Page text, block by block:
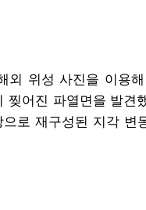
외 위성 사진을 이용
찢어진 파열면을 발견
로 재구성된 지각 변